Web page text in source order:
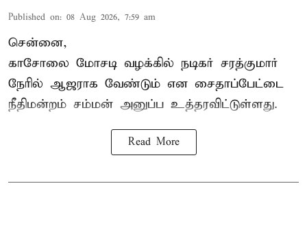
Published on: 08 Aug 2026, 7:59 am
சென்னை,
காசோலை மோசடி வழக்கில் நடிகர் சரத்குமார்
நேரில் ஆஜராக வேண்டும் என சைதாப்பேட்டை
நீதிமன்றம் சம்மன் அனுப்ப உத்தரவிட்டுள்ளது.
Read More